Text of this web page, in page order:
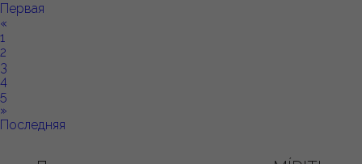
Первая
«
1
2
3
4
5
»
Последняя